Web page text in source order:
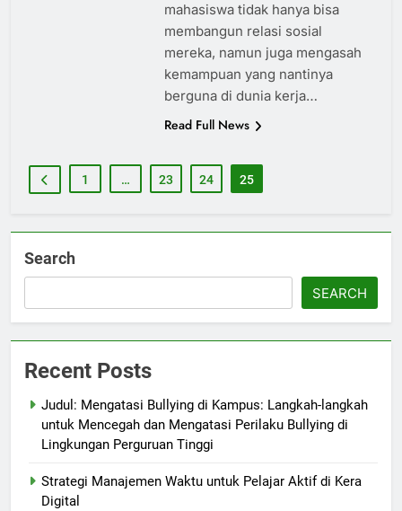
mahasiswa tidak hanya bisa
membangun relasi sosial
mereka, namun juga mengasah
kemampuan yang nantinya
berguna di dunia kerja…
Read Full News
1 … 23 24 25
Search
SEARCH
Recent Posts
Judul: Mengatasi Bullying di Kampus: Langkah-langkah
untuk Mencegah dan Mengatasi Perilaku Bullying di
Lingkungan Perguruan Tinggi
Strategi Manajemen Waktu untuk Pelajar Aktif di Kera
Digital